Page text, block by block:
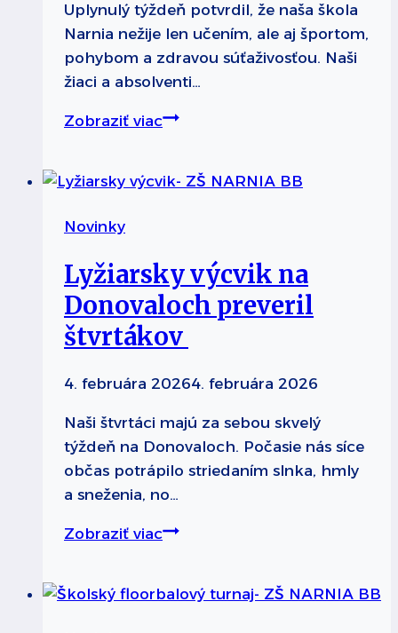
Uplynulý týždeň potvrdil, že naša škola
Narnia nežije len učením, ale aj športom,
pohybom a zdravou súťaživosťou. Naši
žiaci a absolventi…
Zobraziť viacNarnia
športom:
úspechy,
môžeme
byť
hrdí
Novinky
Lyžiarsky výcvik na
Donovaloch preveril
štvrtákov
4. februára 20264. februára 2026
Naši štvrtáci majú za sebou skvelý
týždeň na Donovaloch. Počasie nás síce
občas potrápilo striedaním slnka, hmly
a sneženia, no…
Zobraziť viacLyžiarsky
Donovaloch